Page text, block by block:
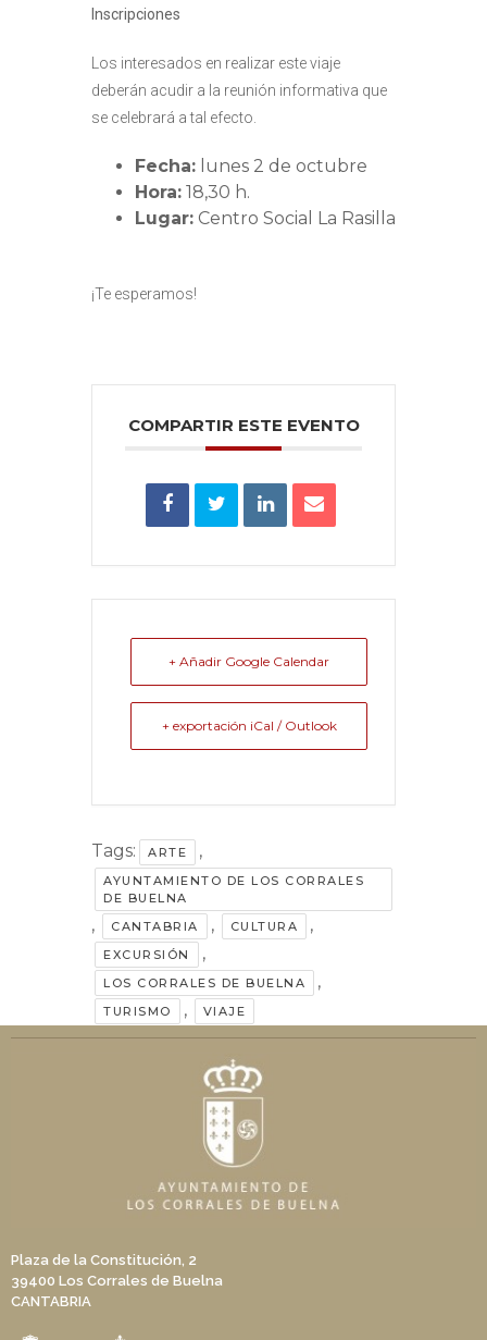
Inscripciones
Los interesados en realizar este viaje
deberán acudir a la reunión informativa que
se celebrará a tal efecto.
Fecha: lunes 2 de octubre
Hora: 18,30 h.
Lugar: Centro Social La Rasilla
¡Te esperamos!
COMPARTIR ESTE EVENTO
+ Añadir Google Calendar
+ exportación iCal / Outlook
Tags: ARTE ,
AYUNTAMIENTO DE LOS CORRALES
DE BUELNA
, CANTABRIA , CULTURA ,
EXCURSIÓN ,
LOS CORRALES DE BUELNA ,
TURISMO , VIAJE
Plaza de la Constitución, 2
39400 Los Corrales de Buelna
CANTABRIA